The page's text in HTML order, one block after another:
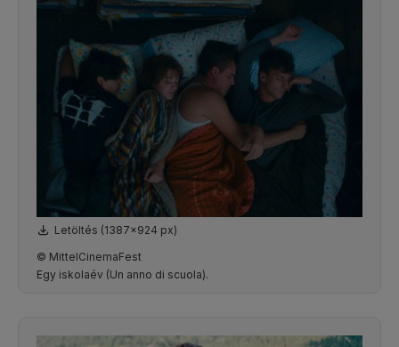
Letöltés (1387x924 px)
© MittelCinemaFest
Egy iskolaév (Un anno di scuola).